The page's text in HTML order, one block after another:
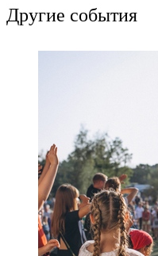
Другие события